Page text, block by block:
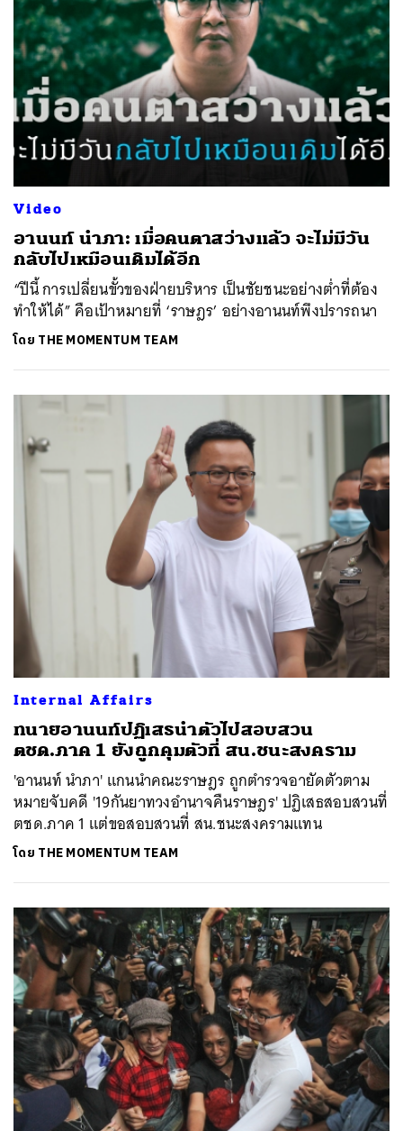
Video
อานนท์ นำภา: เมื่อคนตาสว่างแล้ว จะไม่มีวัน
กลับไปเหมือนเดิมได้อีก
“ปีนี้ การเปลี่ยนขั้วของฝ่ายบริหาร เป็นชัยชนะอย่างต่ำที่ต้อง
ทำให้ได้” คือเป้าหมายที่ ‘ราษฎร’ อย่างอานนท์พึงปรารถนา
โดย THE MOMENTUM TEAM
Internal Affairs
ทนายอานนท์ปฏิเสธนำตัวไปสอบสวน
ตชด.ภาค 1 ยังถูกคุมตัวที่ สน.ชนะสงคราม
'อานนท์ นำภา' แกนนำคณะราษฎร ถูกตำรวจอายัดตัวตาม
หมายจับคดี '19กันยาทวงอำนาจคืนราษฎร'​ ปฏิเสธสอบสวนที่
ตชด.ภาค 1 แต่ขอสอบสวนที่ สน.ชนะสงครามแทน
โดย THE MOMENTUM TEAM